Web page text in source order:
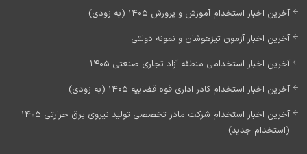
آخرین اخبار استخدام آموزش و پرورش 1405 (به زودی)
آخرین اخبار آزمون تیزهوشان و نمونه دولتی
آخرین اخبار استخدامی منطقه آزاد تجاری صنعتی 1405
آخرین اخبار استخدام کادر اداری قوه قضاییه 1405 (به زودی)
آخرین اخبار استخدام شرکت مادر تخصصی تولید نیروی برق حرارتی 1405
(استخدام جدید)